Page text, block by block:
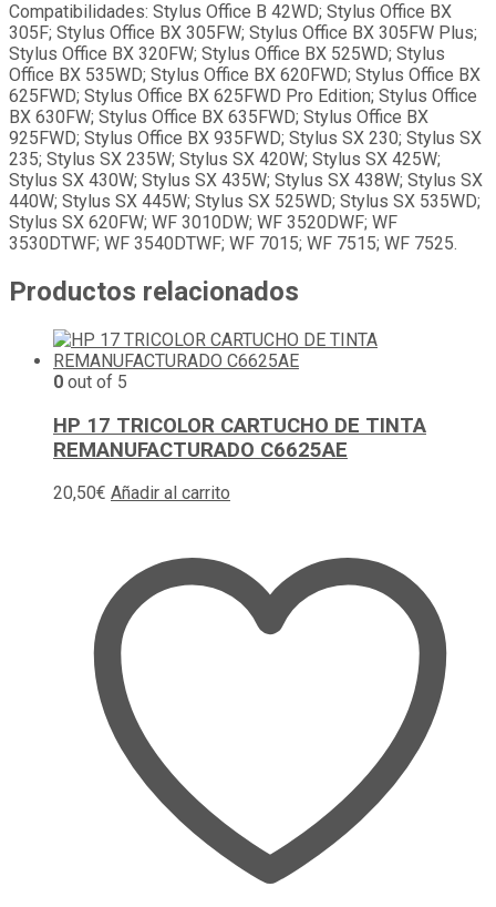
Compatibilidades: Stylus Office B 42WD; Stylus Office BX
305F; Stylus Office BX 305FW; Stylus Office BX 305FW Plus;
Stylus Office BX 320FW; Stylus Office BX 525WD; Stylus
Office BX 535WD; Stylus Office BX 620FWD; Stylus Office BX
625FWD; Stylus Office BX 625FWD Pro Edition; Stylus Office
BX 630FW; Stylus Office BX 635FWD; Stylus Office BX
925FWD; Stylus Office BX 935FWD; Stylus SX 230; Stylus SX
235; Stylus SX 235W; Stylus SX 420W; Stylus SX 425W;
Stylus SX 430W; Stylus SX 435W; Stylus SX 438W; Stylus SX
440W; Stylus SX 445W; Stylus SX 525WD; Stylus SX 535WD;
Stylus SX 620FW; WF 3010DW; WF 3520DWF; WF
3530DTWF; WF 3540DTWF; WF 7015; WF 7515; WF 7525.
Productos relacionados
0 out of 5
HP 17 TRICOLOR CARTUCHO DE TINTA
REMANUFACTURADO C6625AE
20,50€ Añadir al carrito